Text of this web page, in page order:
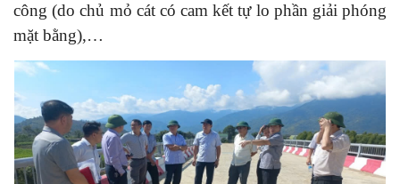
công (do chủ mỏ cát có cam kết tự lo phần giải phóng
mặt bằng),…